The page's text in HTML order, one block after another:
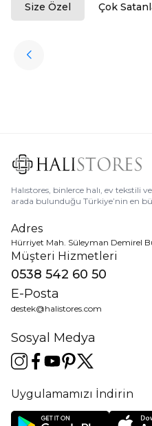
Size Özel Çok
Favorilere Ekle
3.909,80
Halıstores, binlerce halı, ev
arada bulunduğu Türkiye’nin en
Adres
Hürriyet Mah. Süleyman Demirel
Müşteri Hizmetleri
0538 542 60 50
E-Posta
destek@halistores.com
Sosyal Medya
Uygulamamızı İndirin